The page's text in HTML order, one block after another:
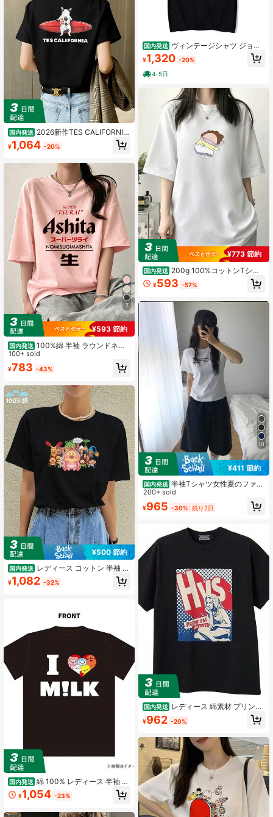
国内発送 2026新作TES CALIFORNIA
フレンチブルドッグサーフィンTシャ
ツ - ホワイトいフレンチブルドッグ
00%ゆったりフィットのユニセック
スTシャツ、カリフォルニアの犬愛好
家へけウェア、カ
¥1,064 -20%
7
¥593 節約
国内発送 100%綿 半袖 ラウンドネッ
ク Tシャツ 夏服 レディース おもしろ
プリント ゆったり カジュアル トッ
プス
100+ sold
¥783 -43%
¥500 節約
国内発送 レディース コットン 半袖 ラ
ウンドネック カジュアル キュート T
シャツ カートゥーン グラフィック
¥1,082 -32%
国内発送 綿 100% レディース 半袖 T
シャツ I LOVE MILK プリント シンプ
ルカラーカジュアル
¥1,054 -23%
国内発送 ヴィンテージシャツ ジョン
グク グラフィックシャツ オーバーサ
イズトップス ゴシック レディースシ
ャツ エステティック ゴスファッショ
ン ストリートウェア
¥1,320 -20%
4-5日
¥773 節約
国内発送 200g 100%コットンTシャ
ツ、2026年夏ファッション柄プリン
ト半袖Tシャツ、カップルスタイル、
オフィスカジュアルラウンドネック
半袖トップス
¥593 -57%
10
¥411 節約
国内発送 半袖Tシャツ女性夏のファッ
ション versatileゆったりしたラウン
ドネックの上着
200+ sold
¥965 -30% 残り2日
国内発送 レディース 綿素材 プリント
柄 半袖 T シャツ クルーネック カジ
ュアル 柔らか肌触り 通気性良好 夏
ーカジュアルトップス
¥962 -20%